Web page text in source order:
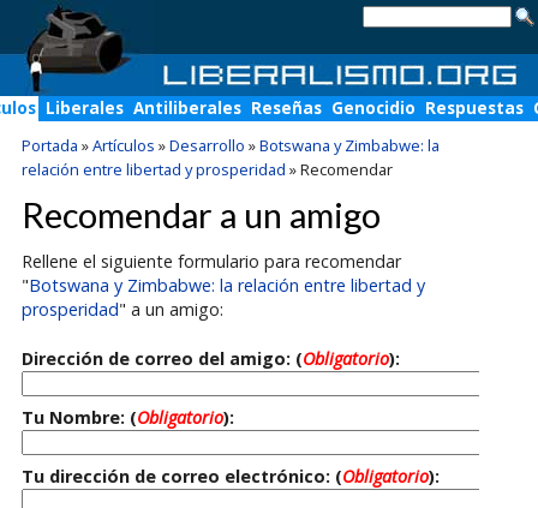
Liberales Antiliberales Reseñas Genocidio Respuestas
Portada »Artículos »Desarrollo »Botswana y Zimbabwe: la
relación entre libertad y prosperidad »Recomendar
Recomendar a un amigo
Rellene el siguiente formulario para recomendar
"Botswana y Zimbabwe: la relación entre libertad y
prosperidad" a un amigo:
Dirección de correo del amigo: (Obligatorio):
Tu Nombre: (Obligatorio):
Tu dirección de correo electrónico: (Obligatorio):